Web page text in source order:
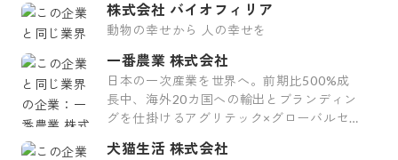
株式会社 バイオフィリア
動物の幸せから 人の幸せを
一番農業 株式会社
日本の一次産業を世界へ。前期比500%成
長中、海外20カ国への輸出とブランディン
グを仕掛けるアグリテック×グローバルセー
犬猫生活 株式会社